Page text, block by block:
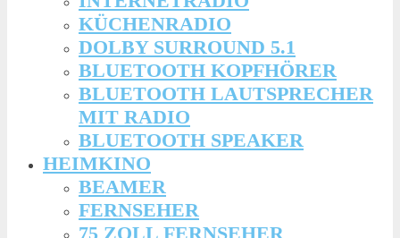
KÜCHENRADIO
DOLBY SURROUND 5.1
BLUETOOTH KOPFHÖRER
BLUETOOTH LAUTSPRECHER
MIT RADIO
BLUETOOTH SPEAKER
HEIMKINO
BEAMER
FERNSEHER
75 ZOLL FERNSEHER